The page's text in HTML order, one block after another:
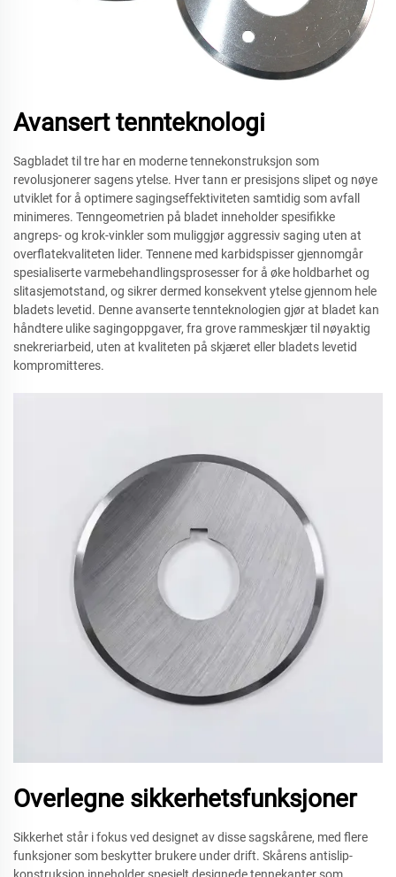
Avansert tennteknologi
Sagbladet til tre har en moderne tennekonstruksjon som
revolusjonerer sagens ytelse. Hver tann er presisjons slipet og nøye
utviklet for å optimere sagingseffektiviteten samtidig som avfall
minimeres. Tenngeometrien på bladet inneholder spesifikke
angreps- og krok-vinkler som muliggjør aggressiv saging uten at
overflatekvaliteten lider. Tennene med karbidspisser gjennomgår
spesialiserte varmebehandlingsprosesser for å øke holdbarhet og
slitasjemotstand, og sikrer dermed konsekvent ytelse gjennom hele
bladets levetid. Denne avanserte tennteknologien gjør at bladet kan
håndtere ulike sagingoppgaver, fra grove rammeskjær til nøyaktig
snekreriarbeid, uten at kvaliteten på skjæret eller bladets levetid
kompromitteres.
Overlegne sikkerhetsfunksjoner
Sikkerhet står i fokus ved designet av disse sagskårene, med flere
funksjoner som beskytter brukere under drift. Skårens antislip-